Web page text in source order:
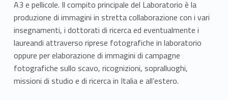
A3 e pellicole. Il compito principale del Laboratorio è la
produzione di immagini in stretta collaborazione con i vari
insegnamenti, i dottorati di ricerca ed eventualmente i
laureandi attraverso riprese fotografiche in laboratorio
oppure per elaborazione di immagini di campagne
fotografiche sullo scavo, ricognizioni, sopralluoghi,
missioni di studio e di ricerca in Italia e all’estero.